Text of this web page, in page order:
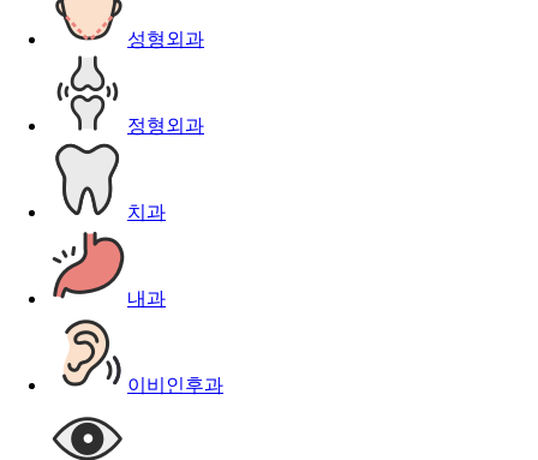
성형외과
정형외과
치과
내과
이비인후과